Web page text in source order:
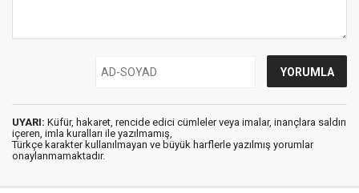
UYARI: Küfür, hakaret, rencide edici cümleler veya imalar, inançlara saldırı
içeren, imla kuralları ile yazılmamış,
Türkçe karakter kullanılmayan ve büyük harflerle yazılmış yorumlar
onaylanmamaktadır.